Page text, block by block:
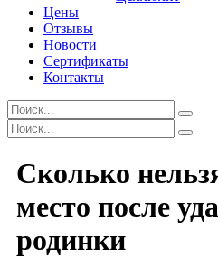
Цены
Отзывы
Новости
Сертификаты
Контакты
Сколько
место после
родинки